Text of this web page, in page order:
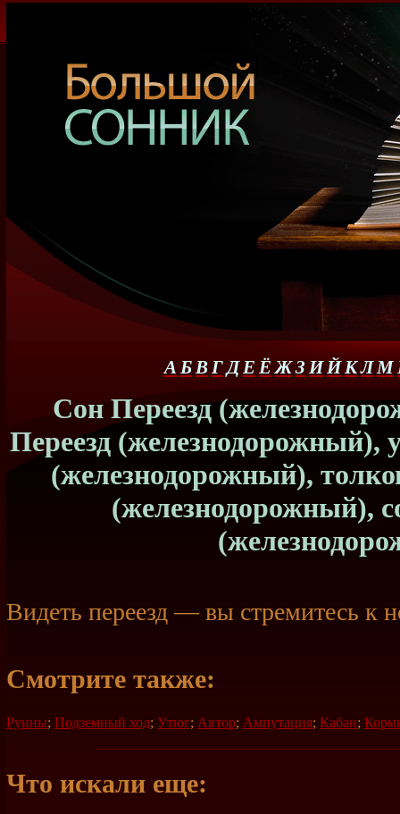
А БВГДЕ Ё ЖЗ ИЙКЛМ
Сон Переезд
Переезд (железнодорожный),
(железнодорожный),
(железнодорожный),
Видеть переезд — вы стремитесь к
Смотрите также:
Руины; Подземный ход; Утюг; Автор; Ампутация; Кабан;
Что искали еще: